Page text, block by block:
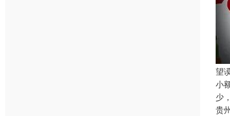
望
小
少
贵